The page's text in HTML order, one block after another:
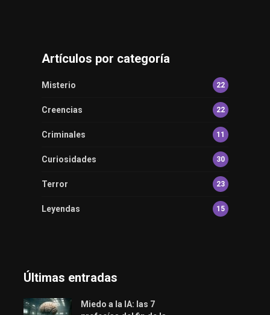
Artículos por categoría
Misterio 22
Creencias 22
Criminales 11
Curiosidades 30
Terror 23
Leyendas 15
Últimas entradas
Miedo a la IA: las 7